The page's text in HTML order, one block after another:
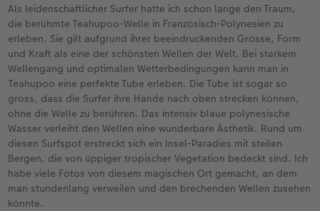
Als leidenschaftlicher Surfer hatte ich schon lange den Traum,
die berühmte Teahupoo-Welle in Französisch-Polynesien zu
erleben. Sie gilt aufgrund ihrer beeindruckenden Grösse, Form
und Kraft als eine der schönsten Wellen der Welt. Bei starkem
Wellengang und optimalen Wetterbedingungen kann man in
Teahupoo eine perfekte Tube erleben. Die Tube ist sogar so
gross, dass die Surfer ihre Hände nach oben strecken können,
ohne die Welle zu berühren. Das intensiv blaue polynesische
Wasser verleiht den Wellen eine wunderbare Ästhetik. Rund um
diesen Surfspot erstreckt sich ein Insel-Paradies mit steilen
Bergen, die von üppiger tropischer Vegetation bedeckt sind. Ich
habe viele Fotos von diesem magischen Ort gemacht, an dem
man stundenlang verweilen und den brechenden Wellen zusehen
könnte.